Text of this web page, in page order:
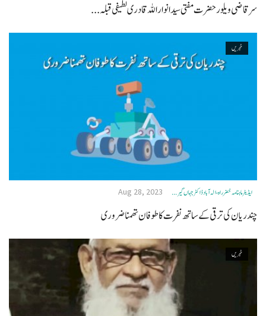
سر قاضی ویلورحضرت مفتی سید انوار اللہ قادری لطیفی قبلہ...
خبریں
ایڈیٹر ماہنامہ خضرراہ، الہ آباد ڈاکٹر جہاں گیر ... Aug 28, 2023
چندریان کی ترقی کے ساتھ نفرت کا طوفان تھمنا ضروری
خبریں